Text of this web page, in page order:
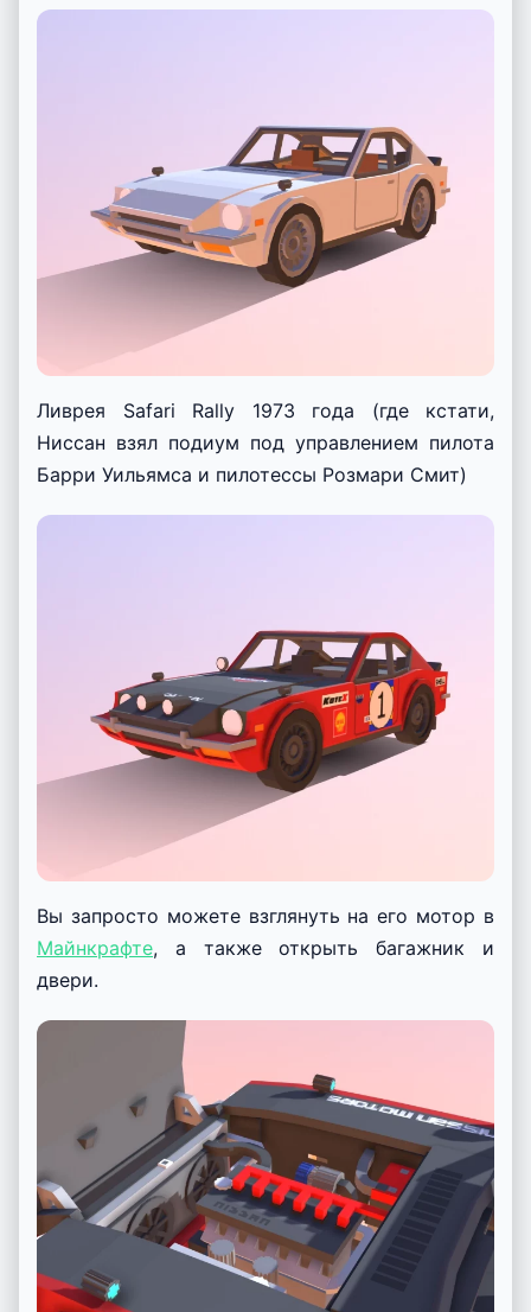
Ливрея Safari Rally 1973 года (где кстати,
Ниссан взял подиум под управлением пилота
Барри Уильямса и пилотессы Розмари Смит)
Вы запросто можете взглянуть на его мотор в
Майнкрафте, а также открыть багажник и
двери.